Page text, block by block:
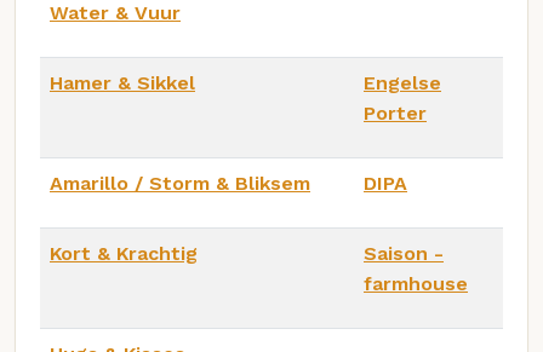
Water & Vuur
Hamer & Sikkel
Engelse
Porter
Amarillo / Storm & Bliksem DIPA
Kort & Krachtig
Saison -
farmhouse